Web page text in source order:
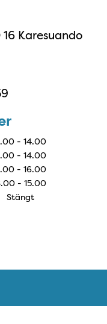
Karesuando
- 14.00
- 14.00
- 16.00
- 15.00
Stängt